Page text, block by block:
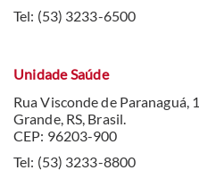
Tel: (53) 3233-6500
Unidade Saúde
Rua Visconde de Paranaguá,
Grande, RS, Brasil.
CEP: 96203-900
Tel: (53) 3233-8800